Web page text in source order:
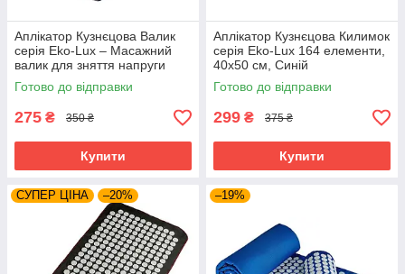
Аплікатор Кузнєцова Валик
серія Eko-Lux – Масажний
валик для зняття напруги
Готово до відправки
275 ₴ 350 ₴
Купити
Аплікатор Кузнєцова Килимок
серія Eko-Lux 164 елементи,
40x50 см, Синій
Готово до відправки
299 ₴ 375 ₴
Купити
СУПЕР ЦІНА –20% –19%